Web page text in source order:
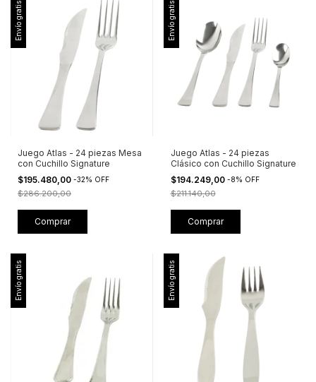
Envío gratis
Juego Atlas - 24 piezas Mesa
con Cuchillo Signature
$195.480,00 -32% OFF
$286.200,00
Envío gratis
Juego Atlas - 24 piezas
Clásico con Cuchillo Signature
$194.249,00 -8% OFF
$211.140,00
Envío gratis Envío gratis